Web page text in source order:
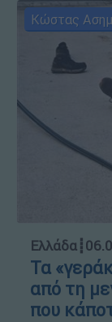
Κώστας
Ελλάδα┋
Τα
από τη
που